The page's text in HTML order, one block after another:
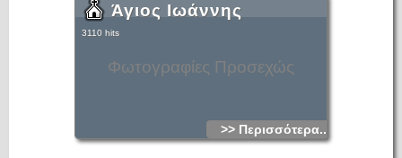
Φωτογραφίες Προσεχώς
Άγιος Ιωάννης
3110 hits
>> Περισσότερα...